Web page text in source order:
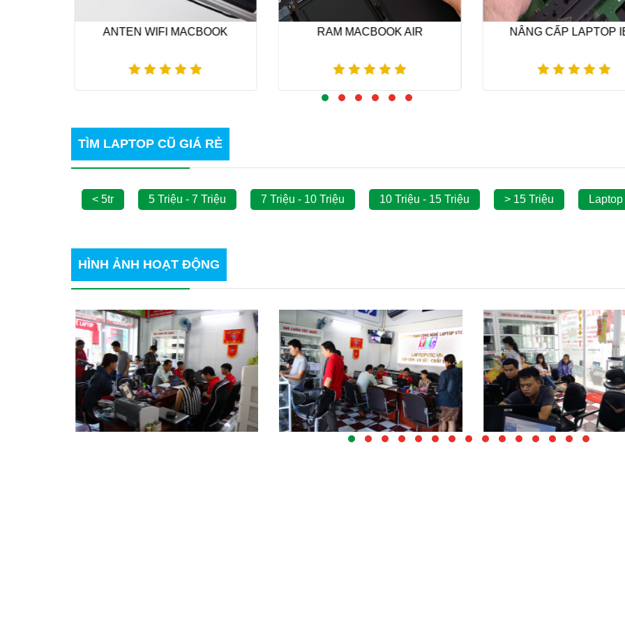
ANTEN WIFI MACBOOK RAM MACBOOK AIR
Xem thêm
NÂNG CẤP LAPTOP
TÌM LAPTOP CŨ GIÁ RẺ
< 5tr 5 Triệu - 7 Triệu 7 Triệu - 10 Triệu 10 Triệu - 15 Triệu > 15 Triệu
HÌNH ẢNH HOẠT ĐỘNG